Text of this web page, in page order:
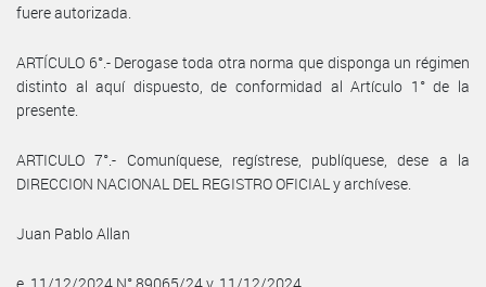
fuere autorizada.
ARTÍCULO 6°.- Derogase toda otra norma que disponga un régimen
distinto al aquí dispuesto, de conformidad al Artículo 1° de la
presente.
ARTICULO 7°.- Comuníquese, regístrese, publíquese, dese a la
DIRECCION NACIONAL DEL REGISTRO OFICIAL y archívese.
Juan Pablo Allan
e. 11/12/2024 N° 89065/24 v. 11/12/2024